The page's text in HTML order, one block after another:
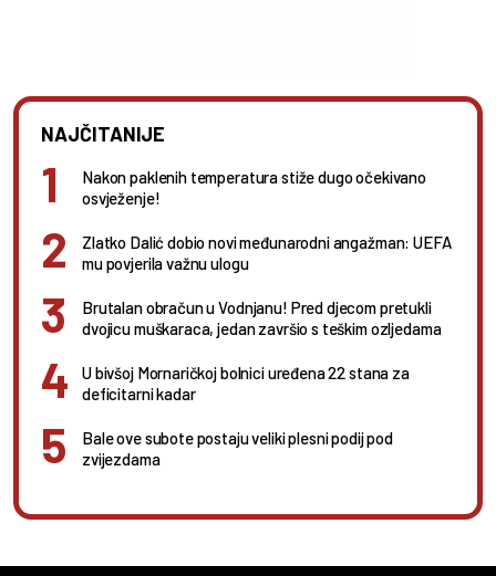
NAJČITANIJE
Nakon paklenih temperatura stiže dugo očekivano
osvježenje!
Zlatko Dalić dobio novi međunarodni angažman: UEFA
mu povjerila važnu ulogu
Brutalan obračun u Vodnjanu! Pred djecom pretukli
dvojicu muškaraca, jedan završio s teškim ozljedama
U bivšoj Mornaričkoj bolnici uređena 22 stana za
deficitarni kadar
Bale ove subote postaju veliki plesni podij pod
zvijezdama